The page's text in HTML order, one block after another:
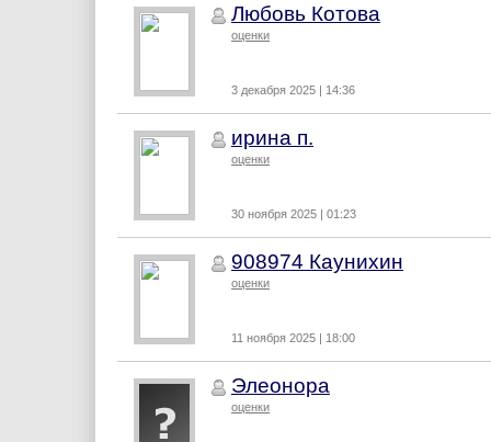
Любовь Котова
оценки
3 декабря 2025 | 14:36
ирина п.
оценки
30 ноября 2025 | 01:23
908974 Каунихин
оценки
11 ноября 2025 | 18:00
Элеонора
оценки